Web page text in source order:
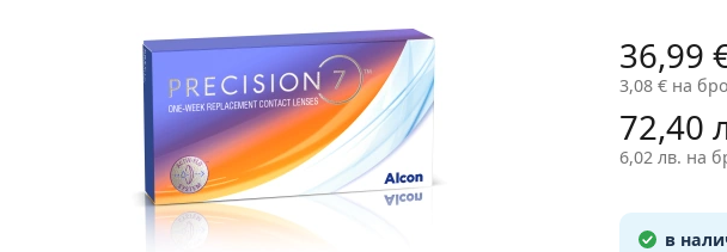
36,99
3,08 €на
72,40
6,02 лв. на
в